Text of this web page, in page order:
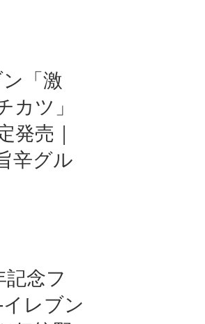
「激
カツ」
発売｜
辛グル
記念フ
レブン